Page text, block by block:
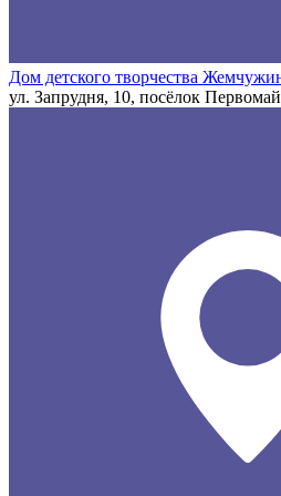
Дом детского творчества
ул. Запрудня, 10, посёлок